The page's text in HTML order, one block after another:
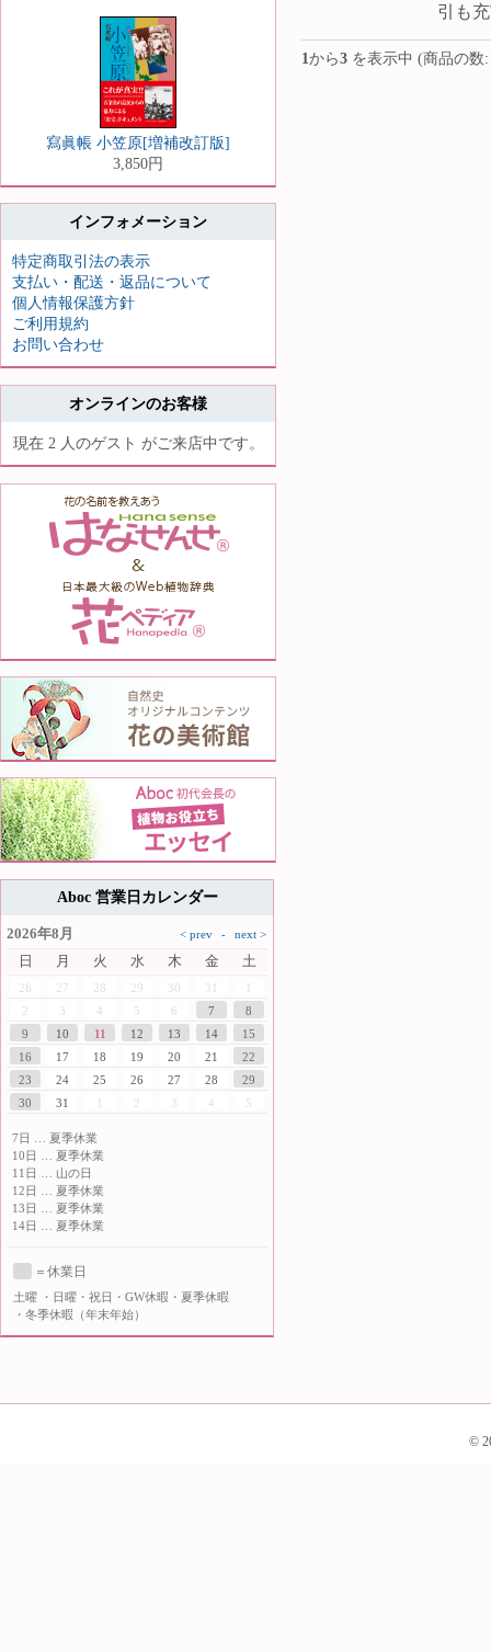
寫眞帳 小笠原[増補改訂版]
3,850円
インフォメーション
特定商取引法の表示
支払い・配送・返品について
個人情報保護方針
ご利用規約
お問い合わせ
オンラインのお客様
現在 2 人のゲスト がご来店中です。
Aboc 営業日カレンダー
2026年8月
日
月 火 水 木 金 土
26 27 28 29 30 31
1
3 4 5 6 7
8
9
10 11 12 13 14
15
16
17 18 19 20 21
22
23
24 25 26 27 28
29
30
31 1 3 4 5
7日 … 夏季休業
10日 … 夏季休業
11日 … 山の日
12日 … 夏季休業
13日 … 夏季休業
14日 … 夏季休業
＝休業日
土曜
・日曜・祝日・GW休暇・夏季休暇
・冬季休暇（年末年始）
引も
1から3 を表示中 (商品の
©